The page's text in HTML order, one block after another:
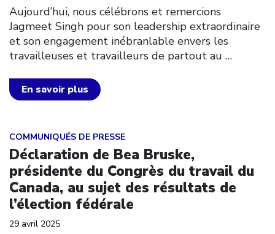
Aujourd’hui, nous célébrons et remercions
Jagmeet Singh pour son leadership extraordinaire
et son engagement inébranlable envers les
travailleuses et travailleurs de partout au …
En savoir plus
COMMUNIQUÉS DE PRESSE
Déclaration de Bea Bruske,
présidente du Congrès du travail du
Canada, au sujet des résultats de
l’élection fédérale
29 avril 2025
Click to open the link